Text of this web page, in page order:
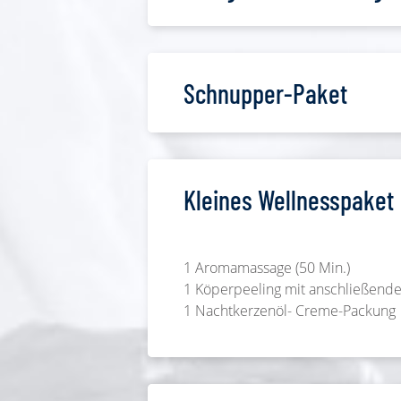
Schnupper-Paket
Kleines Wellnesspaket
1 Aromamassage (50 Min.)
1 Köperpeeling mit
1 Nachtkerzenöl- Creme-Packung